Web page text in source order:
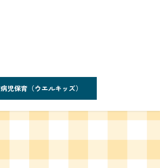
病児保育（ウエルキッズ）